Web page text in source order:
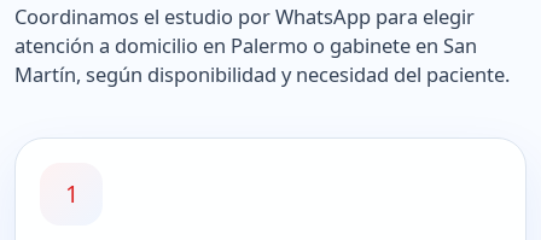
Coordinamos el estudio por WhatsApp para elegir
atención a domicilio en Palermo o gabinete en San
Martín, según disponibilidad y necesidad del paciente.
1